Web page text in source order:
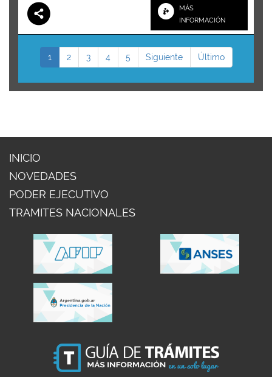
MÁS
INFORMACIÓN
1 2 3 4 5 Siguiente Último
INICIO
NOVEDADES
PODER EJECUTIVO
TRAMITES NACIONALES